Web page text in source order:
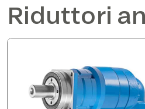
Riduttori